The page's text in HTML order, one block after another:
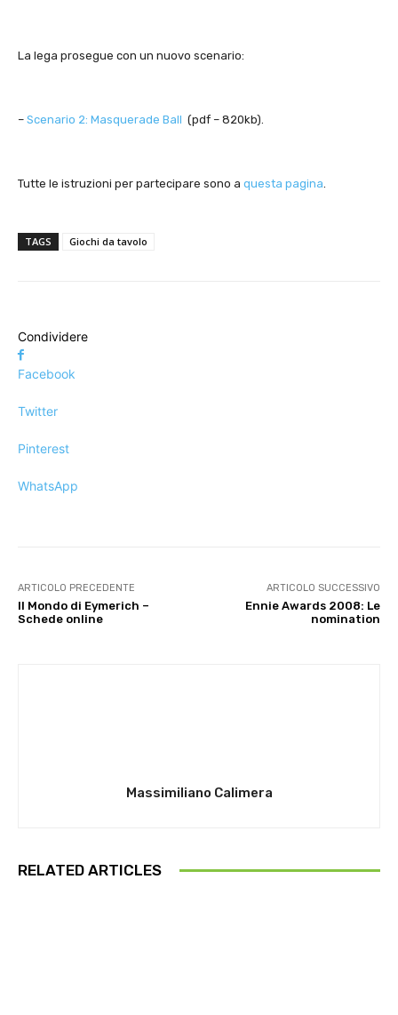
La lega prosegue con un nuovo scenario:
– Scenario 2: Masquerade Ball (pdf – 820kb).
Tutte le istruzioni per partecipare sono a questa pagina.
TAGS Giochi da tavolo
Condividere
Facebook
Twitter
Pinterest
WhatsApp
ARTICOLO PRECEDENTE
Il Mondo di Eymerich –
Schede online
ARTICOLO SUCCESSIVO
Ennie Awards 2008: Le
nomination
Massimiliano Calimera
RELATED ARTICLES